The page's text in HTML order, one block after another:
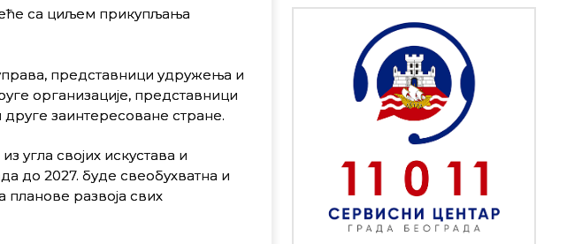
са циљем прикупљања
представници удружења и
организације, представници
заинтересоване стране.
угла својих искустава и
до 2027. буде свеобухватна и
планове развоја свих